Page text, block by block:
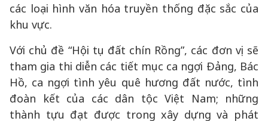
các loại hình văn hóa truyền thống đặc sắc của
khu vực.
Với chủ đề “Hội tụ đất chín Rồng”, các đơn vị sẽ
tham gia thi diễn các tiết mục ca ngợi Đảng, Bác
Hồ, ca ngợi tình yêu quê hương đất nước, tình
đoàn kết của các dân tộc Việt Nam; những
thành tựu đạt được trong xây dựng và phát